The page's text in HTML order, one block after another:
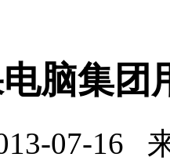
脑集
07-16